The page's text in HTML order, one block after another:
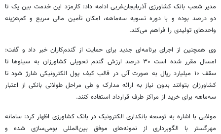
مدیر شعب بانک کشاورزی آذربایجان‌غربی ادامه داد: کارمزد این خدمت بین یک تا
دو درصد بوده و با دوره تسویه سه‌ماهه، امکان تأمین مالی سریع و کم‌هزینه
واحدهای تولیدی را فراهم می‌کند.
وی همچنین از اجرای برنامه‌ای جدید برای حمایت از گندم‌کاران خبر داد و گفت:
امسال مقرر شده است ۳۰ درصد ارزش گندم تحویلی کشاورزان به سیلوها تا
سقف ۱۰ میلیارد ریال به صورت آنی در قالب کیف پول الکترونیکی شارژ شود تا
کشاورزان بتوانند بدون نیاز به ارائه مدارک و طی مراحل طولانی بانکی از اعتبار
سه‌ماهه برای خرید از مراکز طرف قرارداد استفاده کنند.
مولایی با اشاره به توسعه بانکداری الکترونیک در بانک کشاورزی اظهار کرد: سامانه
مهرگستر با الگوبرداری از نمونه‌های موفق بین‌المللی بومی‌سازی شده و